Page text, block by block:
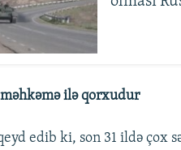
ilə qorxudur
edib ki, son 31 ildə çox